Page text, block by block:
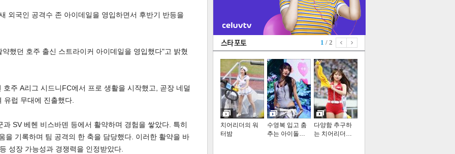
외국인 공격수 존 아이데일을 영입하면서 후반기 반등을
했던 호주 출신 스트라이커 아이데일을 영입했다"고 밝혔
주 A리그 시드니FC에서 프로 생활을 시작했고, 곧장 네덜
럽 무대에 진출했다.
SV 베헨 비스바덴 등에서 활약하며 경험을 쌓았다. 특히
을 기록하며 팀 공격의 한 축을 담당했다. 이러한 활약을 바
성장 가능성과 경쟁력을 인정받았다.
1 / 2
치어리더의 워
터밤
수영복 입고 춤
추는 아이돌…
다양함 추구하
는 치어리더…